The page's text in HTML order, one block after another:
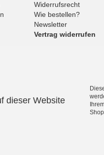
Widerrufsrecht
Wie bestellen?
Newsletter
Vertrag widerrufen
dieser Website